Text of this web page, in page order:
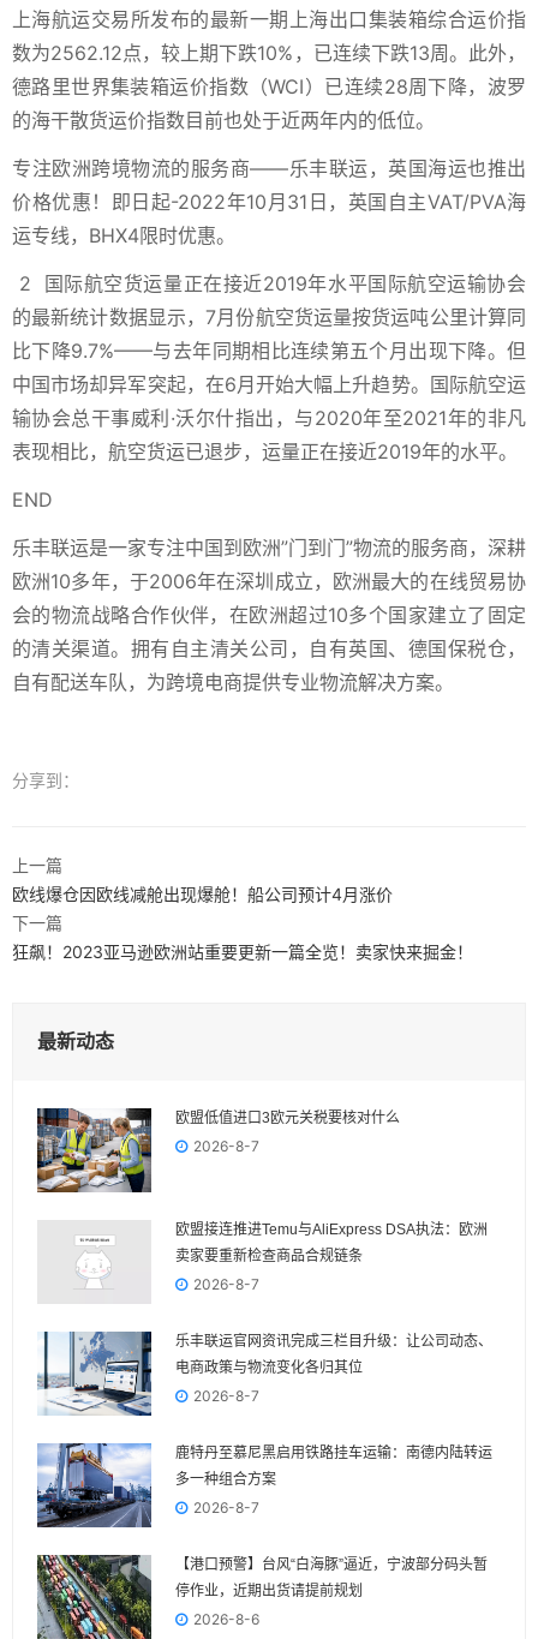
上海航运交易所发布的最新一期上海出口集装箱综合运价指
数为2562.12点，较上期下跌10%，已连续下跌13周。此外，
德路里世界集装箱运价指数 （WCI） 已连续28周下降，波罗
的海干散货运价指数目前也处于近两年内的低位。
专注欧洲跨境物流的服务商——乐丰联运，英国海运也推出
价格优惠！即日起-2022年10月31日， 英国自主VAT/PVA海
运专线，BHX4限时优惠。
2
国际航空货运量正在接近2019年水平国际航空运输协会
的最新统计数据显示，7月份航空货运量按货运吨公里计算同
比下降9.7%——与去年同期相比连续第五个月出现下降。但
中国市场却异军突起，在6月开始大幅上升趋势。国际航空运
输协会总干事威利·沃尔什指出，与2020年至2021年的非凡
表现相比，航空货运已退步，运量正在接近2019年的水平。
END
乐丰联运是一家专注中国到欧洲”门到门”物流的服务商，深耕
欧洲10多年，于2006年在深圳成立，欧洲最大的在线贸易协
会的物流战略合作伙伴，在欧洲超过10多个国家建立了固定
的清关渠道。拥有自主清关公司，自有英国、德国保税仓，
自有配送车队，为跨境电商提供专业物流解决方案。
分享到：
上一篇
欧线爆仓因欧线减舱出现爆舱！船公司预计4月涨价
下一篇
狂飙！2023亚马逊欧洲站重要更新一篇全览！卖家快来掘金！
最新动态
欧盟低值进口3欧元关税要核对什么
2026-8-7
欧盟接连推进Temu与AliExpress DSA执法：欧洲
卖家要重新检查商品合规链条
2026-8-7
乐丰联运官网资讯完成三栏目升级：让公司动态、
电商政策与物流变化各归其位
2026-8-7
鹿特丹至慕尼黑启用铁路挂车运输：南德内陆转运
多一种组合方案
2026-8-7
【港口预警】台风“白海豚”逼近，宁波部分码头暂
停作业，近期出货请提前规划
2026-8-6